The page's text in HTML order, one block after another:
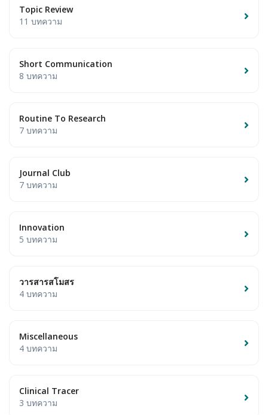
Topic Review
11 บทความ
Short Communication
8 บทความ
Routine To Research
7 บทความ
Journal Club
7 บทความ
Innovation
5 บทความ
วารสารสโมสร
4 บทความ
Miscellaneous
4 บทความ
Clinical Tracer
3 บทความ